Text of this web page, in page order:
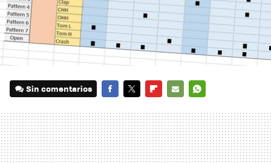
Sin comentarios
MAIL